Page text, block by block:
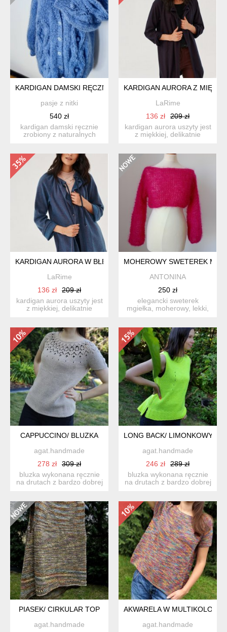
KARDIGAN DAMSKI RĘCZNIE ZROBIONY
pasje z nitki
540 zł
kardigan damski ręcznie
zrobiony z naturalnych
KARDIGAN AURORA Z
LaRime
136 zł
209 zł
kardigan aurora uszyty jest
z miękkiej, delikatnie
KARDIGAN AURORA W BŁĘKITNYM MELANŻU
LaRime
136 zł
209 zł
kardigan aurora uszyty jest
z miękkiej, delikatnie
MOHEROWY SWETEREK
ANTONINA
250 zł
elegancki sweterek
mgiełka, moherowy, lekki,
CAPPUCCINO/ BLUZKA
agat.handmade
278 zł
309 zł
bluzka wykonana ręcznie
na drutach z bardzo dobrej
LONG BACK/ LIMONKOWY
agat.handmade
246 zł
289 zł
bluzka wykonana ręcznie
na drutach z bardzo dobrej
PIASEK/ CIRKULAR TOP
agat.handmade
AKWARELA W MULTIKOLORZE
agat.handmade